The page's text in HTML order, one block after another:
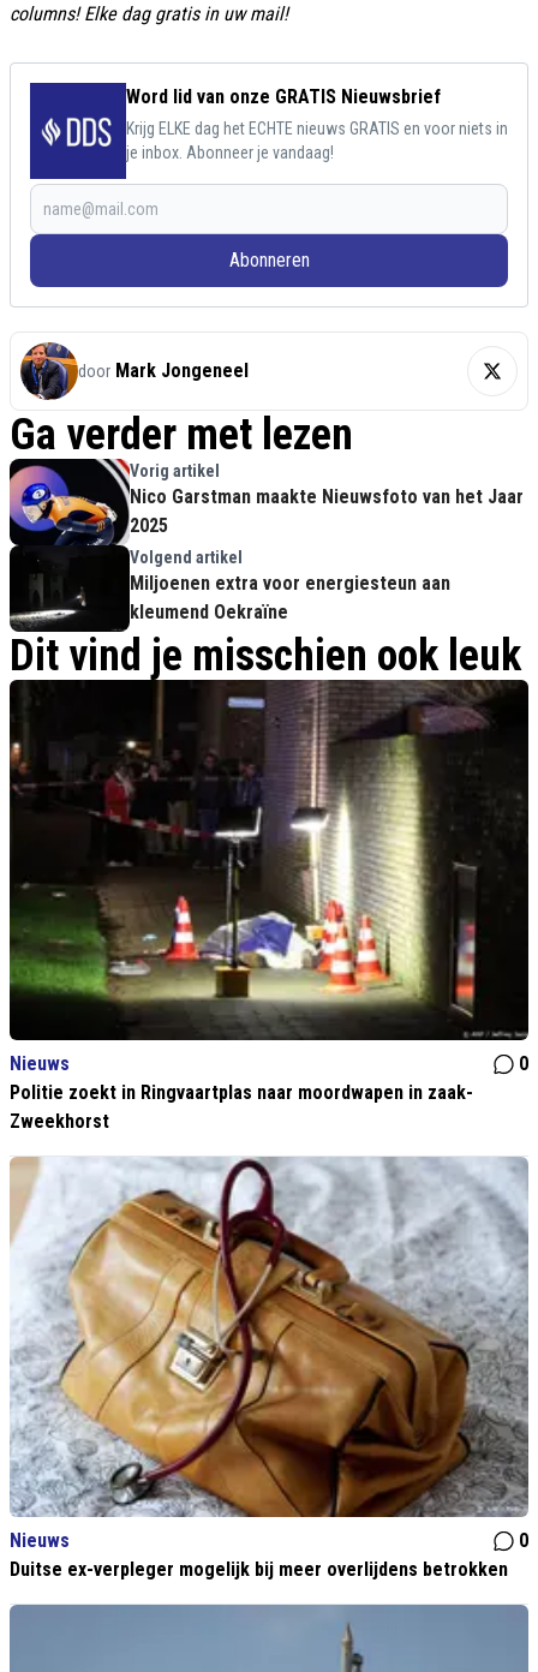
columns! Elke dag gratis in uw mail!
Word lid van onze GRATIS Nieuwsbrief
Krijg ELKE dag het ECHTE nieuws GRATIS en voor niets in
je inbox. Abonneer je vandaag!
Abonneren
door Mark Jongeneel
Ga verder met lezen
Vorig artikel
Nico Garstman maakte Nieuwsfoto van het Jaar
2025
Volgend artikel
Miljoenen extra voor energiesteun aan
kleumend Oekraïne
Dit vind je misschien ook leuk
Nieuws
0
Politie zoekt in Ringvaartplas naar moordwapen in zaak-
Zweekhorst
Nieuws
0
Duitse ex-verpleger mogelijk bij meer overlijdens betrokken